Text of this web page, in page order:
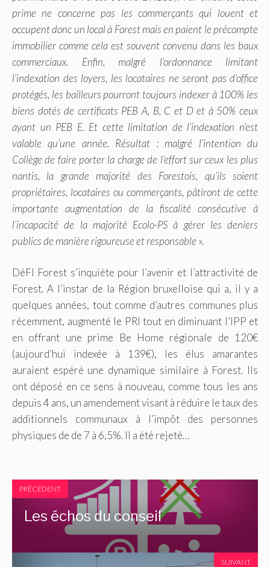
prime ne concerne pas les commerçants qui louent et
occupent donc un local à Forest mais en paient le précompte
immobilier comme cela est souvent convenu dans les baux
commerciaux. Enfin, malgré l’ordonnance limitant
l’indexation des loyers, les locataires ne seront pas d’office
protégés, les bailleurs pourront toujours indexer à 100% les
biens dotés de certificats PEB A, B, C et D et à 50% ceux
ayant un PEB E. Et cette limitation de l’indexation n’est
valable qu’une année. Résultat : malgré l’intention du
Collège de faire porter la charge de l’effort sur ceux les plus
nantis, la grande majorité des Forestois, qu’ils soient
propriétaires, locataires ou commerçants, pâtiront de cette
importante augmentation de la fiscalité consécutive à
l’incapacité de la majorité Ecolo-PS à gérer les deniers
publics de manière rigoureuse et responsable ».
DéFI Forest s’inquiète pour l’avenir et l’attractivité de
Forest. A l’instar de la Région bruxelloise qui a, il y a
quelques années, tout comme d’autres communes plus
récemment, augmenté le PRI tout en diminuant l’IPP et
en offrant une prime Be Home régionale de 120€
(aujourd’hui indexée à 139€), les élus amarantes
auraient espéré une dynamique similaire à Forest. Ils
ont déposé en ce sens à nouveau, comme tous les ans
depuis 4 ans, un amendement visant à réduire le taux des
additionnels communaux à l’impôt des personnes
physiques de de 7 à 6,5%. Il a été rejeté…
PRÉCÉDENT
Les échos du conseil
SUIVANT